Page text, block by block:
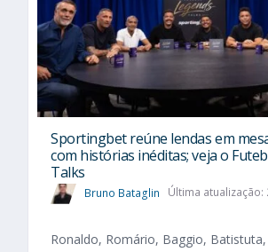
Sportingbet reúne lendas em
com histórias inéditas; veja o
Talks
Bruno Bataglin Última atualização:
Ronaldo, Romário, Baggio,